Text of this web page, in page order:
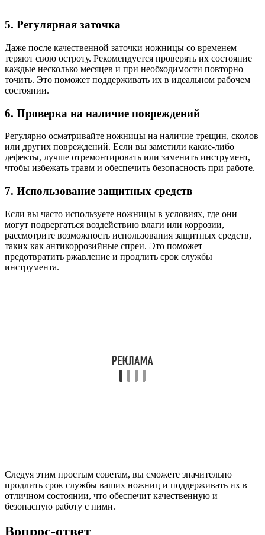
5. Регулярная заточка
Даже после качественной заточки ножницы со временем
теряют свою остроту. Рекомендуется проверять их состояние
каждые несколько месяцев и при необходимости повторно
точить. Это поможет поддерживать их в идеальном рабочем
состоянии.
6. Проверка на наличие повреждений
Регулярно осматривайте ножницы на наличие трещин, сколов
или других повреждений. Если вы заметили какие-либо
дефекты, лучше отремонтировать или заменить инструмент,
чтобы избежать травм и обеспечить безопасность при работе.
7. Использование защитных средств
Если вы часто используете ножницы в условиях, где они
могут подвергаться воздействию влаги или коррозии,
рассмотрите возможность использования защитных средств,
таких как антикоррозийные спреи. Это поможет
предотвратить ржавление и продлить срок службы
инструмента.
Следуя этим простым советам, вы сможете значительно
продлить срок службы ваших ножниц и поддерживать их в
отличном состоянии, что обеспечит качественную и
безопасную работу с ними.
Вопрос-ответ